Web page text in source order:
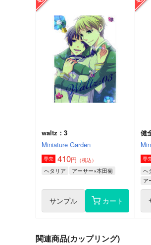
waltz：3
Miniature Garden
専売 410円 （税込）
ヘタリア アーサー×本田菊
サンプル カート
健
専
ヘ
ア
関連商品(カップリング)